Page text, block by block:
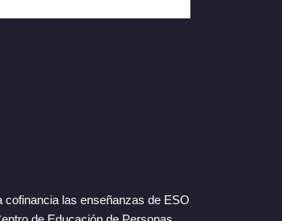
cofinancia las enseñanzas de ESO